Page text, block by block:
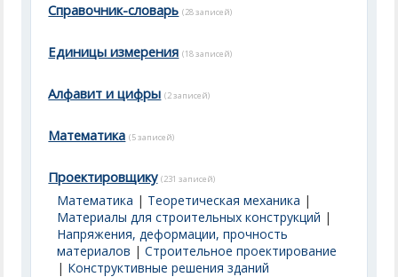
Справочник-словарь (28 записей)
Единицы измерения (18 записей)
Алфавит и цифры (2 записей)
Математика (5 записей)
Проектировщику (231 записей)
Математика | Теоретическая механика |
Материалы для строительных конструкций |
Напряжения, деформации, прочность
материалов |Строительное проектирование
| Конструктивные решения зданий